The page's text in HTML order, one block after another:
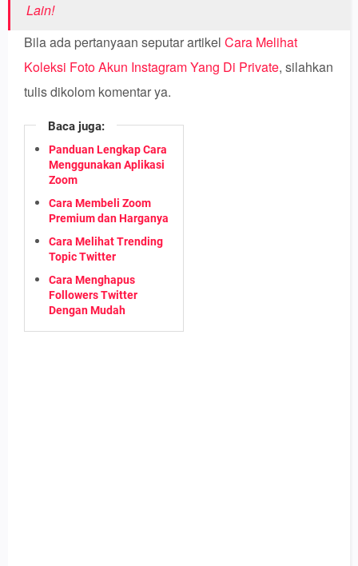
Lain!
Bila ada pertanyaan seputar artikel Cara Melihat
Koleksi Foto Akun Instagram Yang Di Private, silahkan
tulis dikolom komentar ya.
Baca juga:
Panduan Lengkap Cara
Menggunakan Aplikasi
Zoom
Cara Membeli Zoom
Premium dan Harganya
Cara Melihat Trending
Topic Twitter
Cara Menghapus
Followers Twitter
Dengan Mudah